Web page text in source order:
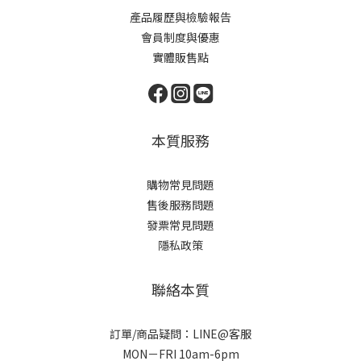
產品履歷與檢驗報告
會員制度與優惠
實體販售點
本質服務
購物常見問題
售後服務問題
發票常見問題
隱私政策
聯絡本質
訂單/商品疑問：LINE@客服
MON－FRI 10am-6pm